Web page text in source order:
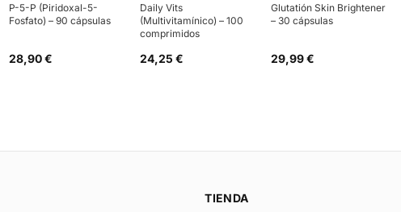
P-5-P (Piridoxal-5-
Fosfato) – 90 cápsulas
28,90 €
Daily Vits
(Multivitamínico) – 100
comprimidos
24,25 €
Glutatión Skin Brightener
– 30 cápsulas
29,99 €
TIENDA